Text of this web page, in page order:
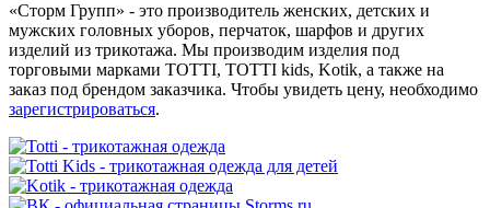
«Сторм Групп» - это производитель женских, детских и
мужских головных уборов, перчаток, шарфов и других
изделий из трикотажа. Мы производим изделия под
торговыми марками TOTTI, TOTTI kids, Kotik, а также на
заказ под брендом заказчика. Чтобы увидеть цену, необходимо
зарегистрироваться.